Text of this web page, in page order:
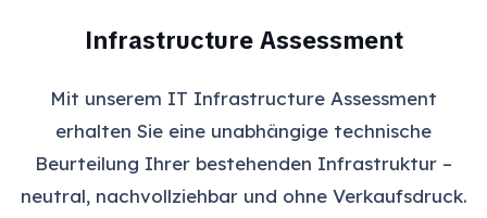
Infrastructure Assessment
Mit unserem IT Infrastructure Assessment
erhalten Sie eine unabhängige technische
Beurteilung Ihrer bestehenden Infrastruktur –
neutral, nachvollziehbar und ohne Verkaufsdruck.